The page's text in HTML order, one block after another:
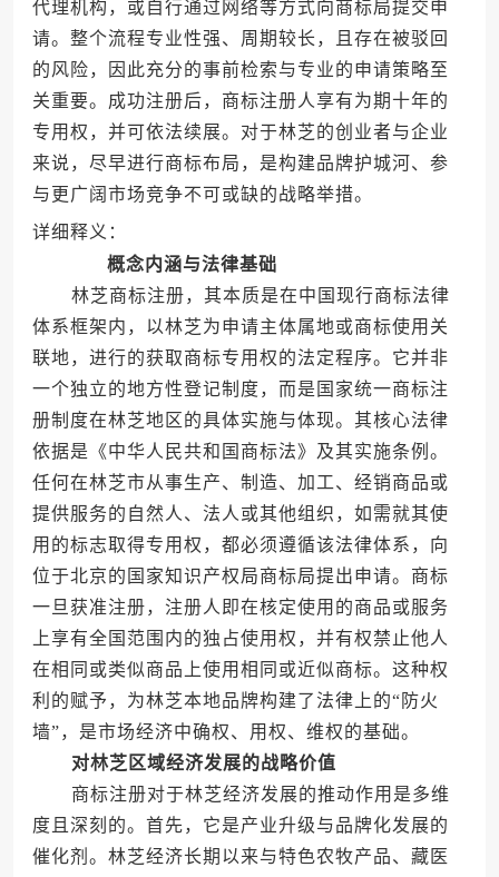
代理机构，或自行通过网络等方式向商标局提交申
请。整个流程专业性强、周期较长，且存在被驳回
的风险，因此充分的事前检索与专业的申请策略至
关重要。成功注册后，商标注册人享有为期十年的
专用权，并可依法续展。对于林芝的创业者与企业
来说，尽早进行商标布局，是构建品牌护城河、参
与更广阔市场竞争不可或缺的战略举措。
详细释义：
概念内涵与法律基础
林芝商标注册，其本质是在中国现行商标法律
体系框架内，以林芝为申请主体属地或商标使用关
联地，进行的获取商标专用权的法定程序。它并非
一个独立的地方性登记制度，而是国家统一商标注
册制度在林芝地区的具体实施与体现。其核心法律
依据是《中华人民共和国商标法》及其实施条例。
任何在林芝市从事生产、制造、加工、经销商品或
提供服务的自然人、法人或其他组织，如需就其使
用的标志取得专用权，都必须遵循该法律体系，向
位于北京的国家知识产权局商标局提出申请。商标
一旦获准注册，注册人即在核定使用的商品或服务
上享有全国范围内的独占使用权，并有权禁止他人
在相同或类似商品上使用相同或近似商标。这种权
利的赋予，为林芝本地品牌构建了法律上的“防火
墙”，是市场经济中确权、用权、维权的基础。
对林芝区域经济发展的战略价值
商标注册对于林芝经济发展的推动作用是多维
度且深刻的。首先，它是产业升级与品牌化发展的
催化剂。林芝经济长期以来与特色农牧产品、藏医